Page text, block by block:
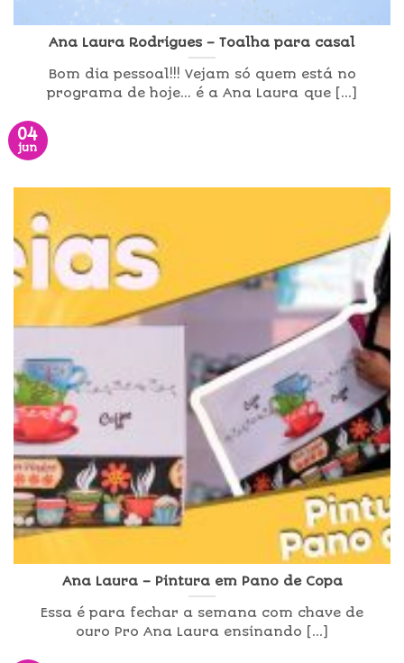
Ana Laura Rodrigues – Toalha para casal
Bom dia pessoal!!! Vejam só quem está no
programa de hoje… é a Ana Laura que [...]
04
jun
Ana Laura – Pintura em Pano de Copa
Essa é para fechar a semana com chave de
ouro Pro Ana Laura ensinando [...]